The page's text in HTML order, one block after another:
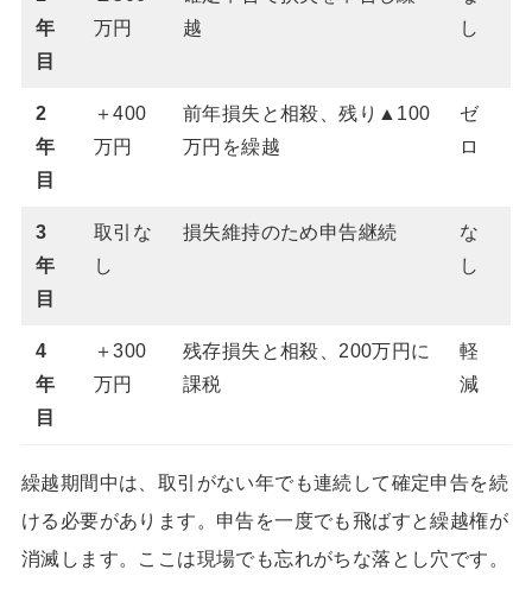
年
目
万円
越
し
2
年
目
＋400
万円
前年損失と相殺、残り▲100
万円を繰越
ゼ
ロ
3
年
目
取引な
し
損失維持のため申告継続
な
し
4
年
目
＋300
万円
残存損失と相殺、200万円に
課税
軽
減
繰越期間中は、取引がない年でも連続して確定申告を続
ける必要があります。申告を一度でも飛ばすと繰越権が
消滅します。ここは現場でも忘れがちな落とし穴です。